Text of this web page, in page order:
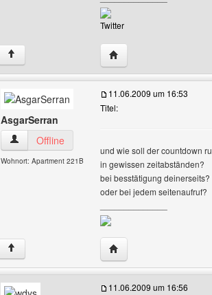
Twitter
↑ Website dieses
AsgarSerran
AsgarSerran Benutzer-Profile anzeigen
Offline
Wohnort: Apartment 221B
11.06.2009 um 16:53
Titel:
und wie soll der countdown
in gewissen zeitabständen?
bei besstätigung deinerseits?
oder bei jedem seitenaufruf?
↑ Website dieses
11.06.2009 um 16:56